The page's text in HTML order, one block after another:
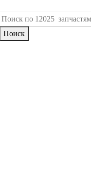
Поиск